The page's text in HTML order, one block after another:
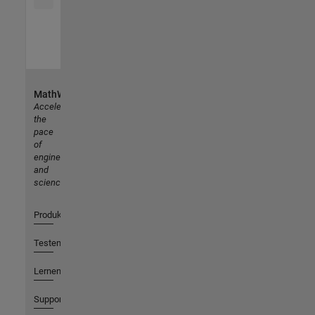
MathWorks
Accelerating
the
pace
of
engineering
and
science
Produkte
Testen oder Kaufen
Lernen
Support